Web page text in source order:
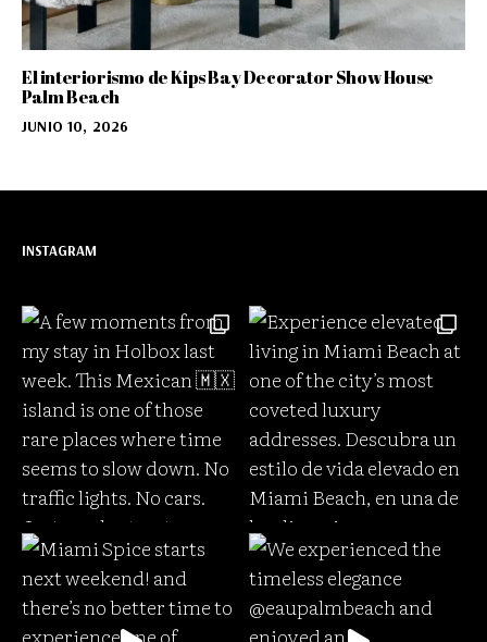
El interiorismo de Kips Bay Decorator Show House
Palm Beach
JUNIO 10, 2026
INSTAGRAM